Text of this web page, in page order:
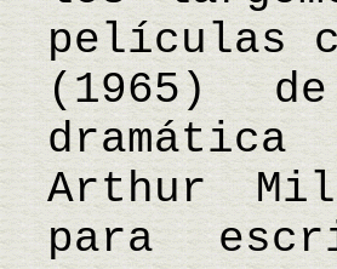
películas
(1965)
Arthur
para